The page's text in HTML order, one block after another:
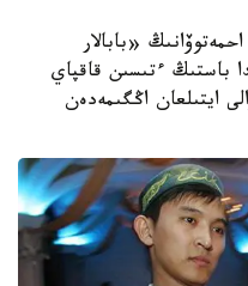
«بابالار
باستىڭ ءتىسىن قاقپاي
ايتىلعان اڭگىمەدەن